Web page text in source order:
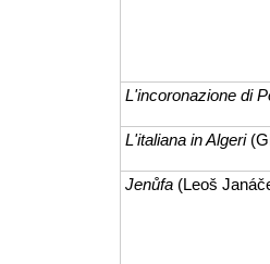
L'incoronazione di
L'italiana in Algeri
Jenůfa (Leoš